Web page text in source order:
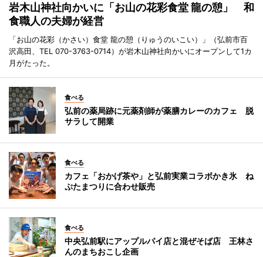
岩木山神社向かいに「お山の花彩食堂 龍の憩」 和
食職人の夫婦が経営
「お山の花彩（かさい）食堂 龍の憩（りゅうのいこい）」（弘前市百
沢高田、TEL 070-3763-0714）が岩木山神社向かいにオープンして1カ
月がたった。
食べる
弘前の薬局跡に元薬剤師が薬膳カレーのカフェ 脱
サラして開業
食べる
カフェ「おかげ茶や」と弘前実業コラボかき氷 ね
ぷたまつりに合わせ販売
食べる
中央弘前駅にアップルパイ店と混ぜそば店 王林さ
んのまちおこし企画